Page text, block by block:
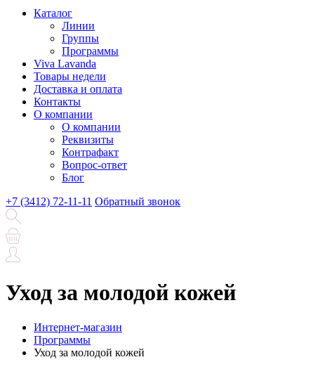
Каталог
Линии
Группы
Программы
Viva Lavanda
Товары недели
Доставка и оплата
Контакты
О компании
О компании
Реквизиты
Контрафакт
Вопрос-ответ
Блог
+7 (3412) 72-11-11 Обратный звонок
Уход за молодой кожей
Интернет-магазин
Программы
Уход за молодой кожей